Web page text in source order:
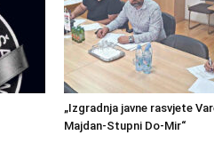
„Izgradnja javne rasvjete
Majdan-Stupni Do-Mir“